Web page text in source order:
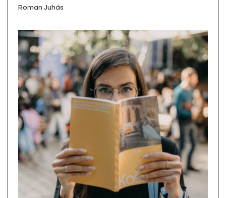
Roman Juhás